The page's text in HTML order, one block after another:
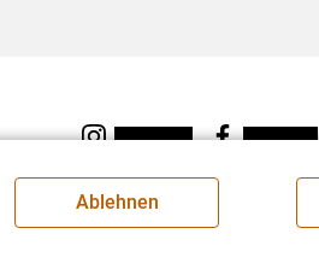
Instagram Facebook
Ablehnen